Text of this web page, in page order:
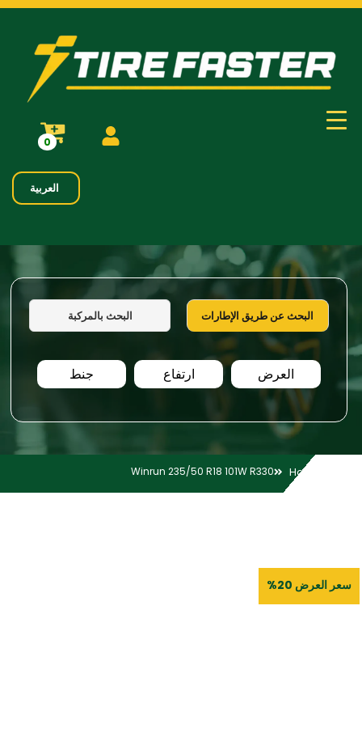
0
العربية
البحث عن طريق الإطارات البحث بالمركبة
العرض ارتفاع جنط
Home
Winrun 235/50 R18 101W R330
سعر العرض 20%